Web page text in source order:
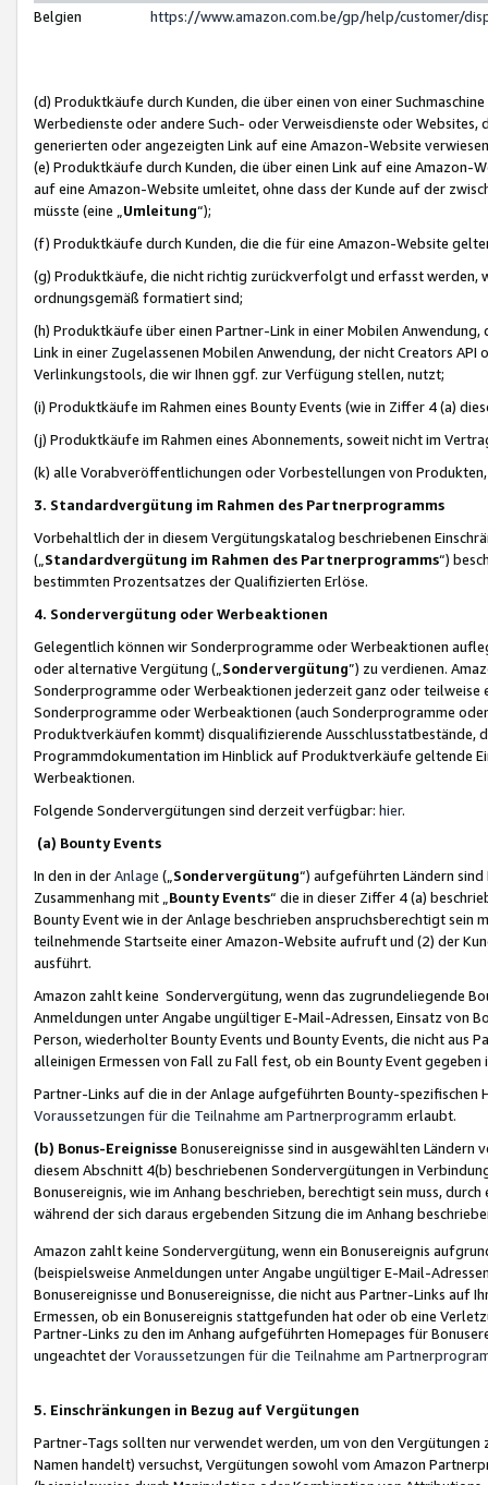
Belgien
https://www.amazon.com.be/gp/help/customer/
(d) Produktkäufe durch Kunden, die über einen von einer
Werbedienste oder andere Such- oder Verweisdienste oder Websites,
generierten oder angezeigten Link auf eine Amazon-Website
(e) Produktkäufe durch Kunden, die über einen Link auf eine
auf eine Amazon-Website umleitet, ohne dass der Kunde auf der
müsste (eine „ Umleitung“);
(f) Produktkäufe durch Kunden, die die für eine Amazon-Website
(g) Produktkäufe, die nicht richtig zurückverfolgt und erfasst werden,
ordnungsgemäß formatiert sind;
(h) Produktkäufe über einen Partner-Link in einer Mobilen
Link in einer Zugelassenen Mobilen Anwendung, der nicht Creators
Verlinkungstools, die wir Ihnen ggf. zur Verfügung stellen, nutzt;
(i) Produktkäufe im Rahmen eines Bounty Events (wie in Ziffer 4 (a)
(j) Produktkäufe im Rahmen eines Abonnements, soweit nicht im
(k) alle Vorabveröffentlichungen oder Vorbestellungen von
3. Standardvergütung im Rahmen des Partnerprogramms
Vorbehaltlich der in diesem Vergütungskatalog beschriebenen
(„ Standardvergütung im Rahmen des Partnerprogramms“)
bestimmten Prozentsatzes der Qualifizierten Erlöse.
4. Sondervergütung oder Werbeaktionen
Gelegentlich können wir Sonderprogramme oder Werbeaktionen
oder alternative Vergütung („ Sondervergütung”) zu verdienen.
Sonderprogramme oder Werbeaktionen jederzeit ganz oder
Sonderprogramme oder Werbeaktionen (auch Sonderprogramme
Produktverkäufen kommt) disqualifizierende Ausschlusstatbestände,
Programmdokumentation im Hinblick auf Produktverkäufe geltende
Werbeaktionen.
Folgende Sondervergütungen sind derzeit verfügbar: hier.
(a) Bounty Events
In den in derAnlage („ Sondervergütung“) aufgeführten Ländern
Zusammenhang mit „ Bounty Events“ die in dieser Ziffer 4 (a)
Bounty Event wie in der Anlage beschrieben anspruchsberechtigt sein
teilnehmende Startseite einer Amazon-Website aufruft und (2) der
ausführt.
Amazon zahlt keine Sondervergütung, wenn das zugrundeliegende
Anmeldungen unter Angabe ungültiger E-Mail-Adressen, Einsatz von
Person, wiederholter Bounty Events und Bounty Events, die nicht
alleinigen Ermessen von Fall zu Fall fest, ob ein Bounty Event
Partner-Links auf die in der Anlage aufgeführten Bounty-spezifischen
Voraussetzungen für die Teilnahme am Partnerprogramm erlaubt.
(b) Bonus-Ereignisse Bonusereignisse sind in ausgewählten Ländern
diesem Abschnitt 4(b) beschriebenen Sondervergütungen in
Bonusereignis, wie im Anhang beschrieben, berechtigt sein muss,
während der sich daraus ergebenden Sitzung die im Anhang
Amazon zahlt keine Sondervergütung, wenn ein Bonusereignis
(beispielsweise Anmeldungen unter Angabe ungültiger E-Mail-
Bonusereignisse und Bonusereignisse, die nicht aus Partner-Links auf
Ermessen, ob ein Bonusereignis stattgefunden hat oder ob eine
Partner-Links zu den im Anhang aufgeführten Homepages für
ungeachtet derVoraussetzungen für die Teilnahme am
5. Einschränkungen in Bezug auf Vergütungen
Partner-Tags sollten nur verwendet werden, um von den
Namen handelt) versuchst, Vergütungen sowohl vom Amazon